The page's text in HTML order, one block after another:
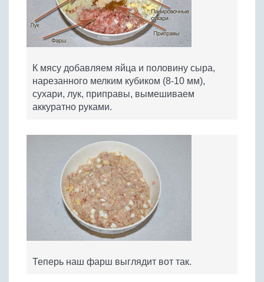
К мясу добавляем яйца и половину сыра,
нарезанного мелким кубиком (8-10 мм),
сухари, лук, приправы, вымешиваем
аккуратно руками.
Теперь наш фарш выглядит вот так.